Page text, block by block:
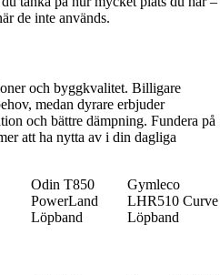
de inte används.
och byggkvalitet. Billigare
medan dyrare erbjuder
och bättre dämpning. Fundera på
att ha nytta av i din dagliga
Odin T850
PowerLand
Löpband
Gymleco
LHR510 Curve
Löpband